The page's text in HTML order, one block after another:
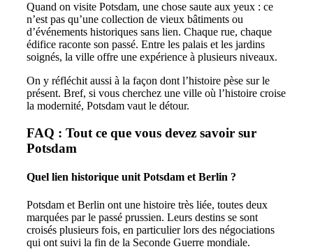
Quand on visite Potsdam, une chose saute aux yeux : ce
n’est pas qu’une collection de vieux bâtiments ou
d’événements historiques sans lien. Chaque rue, chaque
édifice raconte son passé. Entre les palais et les jardins
soignés, la ville offre une expérience à plusieurs niveaux.
On y réfléchit aussi à la façon dont l’histoire pèse sur le
présent. Bref, si vous cherchez une ville où l’histoire croise
la modernité, Potsdam vaut le détour.
FAQ : Tout ce que vous devez savoir sur
Potsdam
Quel lien historique unit Potsdam et Berlin ?
Potsdam et Berlin ont une histoire très liée, toutes deux
marquées par le passé prussien. Leurs destins se sont
croisés plusieurs fois, en particulier lors des négociations
qui ont suivi la fin de la Seconde Guerre mondiale.